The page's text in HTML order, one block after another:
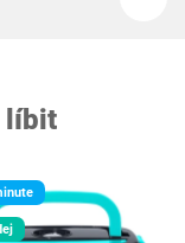
líbit